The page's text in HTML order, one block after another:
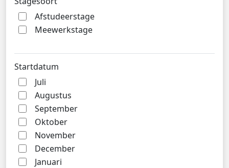
Afstudeerstage
Meewerkstage
Startdatum
Juli
Augustus
September
Oktober
November
December
Januari